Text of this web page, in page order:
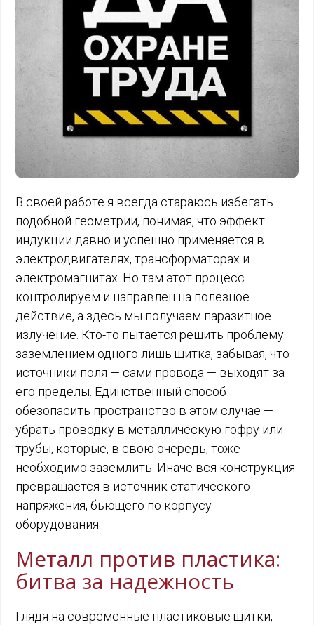
В своей работе я всегда стараюсь избегать
подобной геометрии, понимая, что эффект
индукции давно и успешно применяется в
электродвигателях, трансформаторах и
электромагнитах. Но там этот процесс
контролируем и направлен на полезное
действие, а здесь мы получаем паразитное
излучение. Кто-то пытается решить проблему
заземлением одного лишь щитка, забывая, что
источники поля — сами провода — выходят за
его пределы. Единственный способ
обезопасить пространство в этом случае —
убрать проводку в металлическую гофру или
трубы, которые, в свою очередь, тоже
необходимо заземлить. Иначе вся конструкция
превращается в источник статического
напряжения, бьющего по корпусу
оборудования.
Металл против пластика:
битва за надежность
Глядя на современные пластиковые щитки,